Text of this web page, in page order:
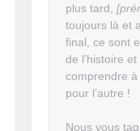
plus tard,
toujours là et
final, ce sont
de l’histoire
comprendre à
pour l’autre !
Nous vous